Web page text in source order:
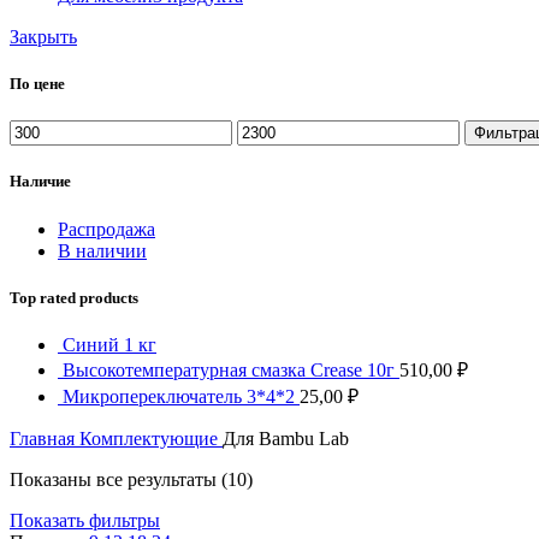
Закрыть
По цене
Минимальная
цена
Максимальная
цена
Наличие
Распродажа
В наличии
Top rated products
Синий 1 кг
Высокотемпературная смазка Crease 10г 510,00 ₽
Микропереключатель 3*4*2 25,00 ₽
Главная Комплектующие Для Bambu Lab
Показаны все результаты (10)
Показать фильтры